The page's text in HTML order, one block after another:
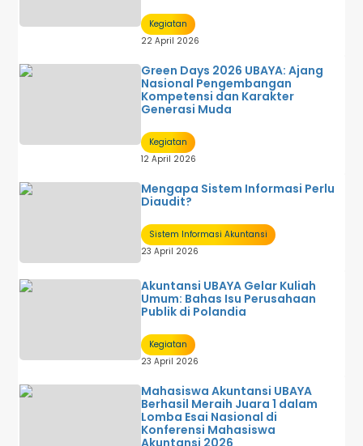
Kegiatan
22 April 2026
Green Days 2026 UBAYA: Ajang
Nasional Pengembangan
Kompetensi dan Karakter
Generasi Muda
Kegiatan
12 April 2026
Mengapa Sistem Informasi Perlu
Diaudit?
Sistem Informasi Akuntansi
23 April 2026
Akuntansi UBAYA Gelar Kuliah
Umum: Bahas Isu Perusahaan
Publik di Polandia
Kegiatan
23 April 2026
Mahasiswa Akuntansi UBAYA
Berhasil Meraih Juara 1 dalam
Lomba Esai Nasional di
Konferensi Mahasiswa
Akuntansi 2026